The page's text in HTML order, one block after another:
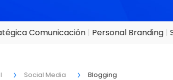
Comunicación Personal Branding
Social Media Blogging